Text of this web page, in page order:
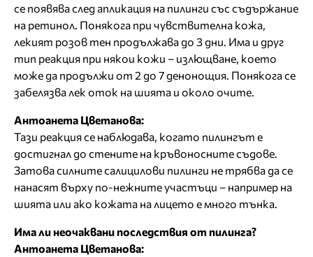
се появява след апликация на пилинги със съдържание
на ретинол. Понякога при чувствителна кожа,
лекият розов тен продължава до 3 дни. Има и друг
тип реакция при някои кожи – излющване, което
може да продължи от 2 до 7 денонощия. Понякога се
забелязва лек оток на шията и около очите.
Антоанета Цветанова:
Тази реакция се наблюдава, когато пилингът е
достигнал до стените на кръвоносните съдове.
Затова силните салицилови пилинги не трябва да се
нанасят върху по-нежните участъци – например на
шията или ако кожата на лицето е много тънка.
Има ли неочаквани последствия от пилинга?
Антоанета Цветанова: